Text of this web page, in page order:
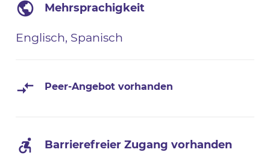
Mehrsprachigkeit
Englisch, Spanisch
Peer-Angebot vorhanden
Barrierefreier Zugang vorhanden